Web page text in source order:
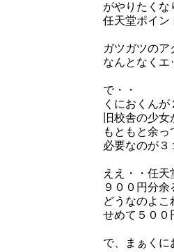
がやりたくな
任天堂ポイ
ガツガツの
なんとなくエ
で・・
くにおくん
旧校舎の少
もともと余
必要なのが３
ええ・・任
９００円分
どうなのよこ
せめて５０
で、まぁくに